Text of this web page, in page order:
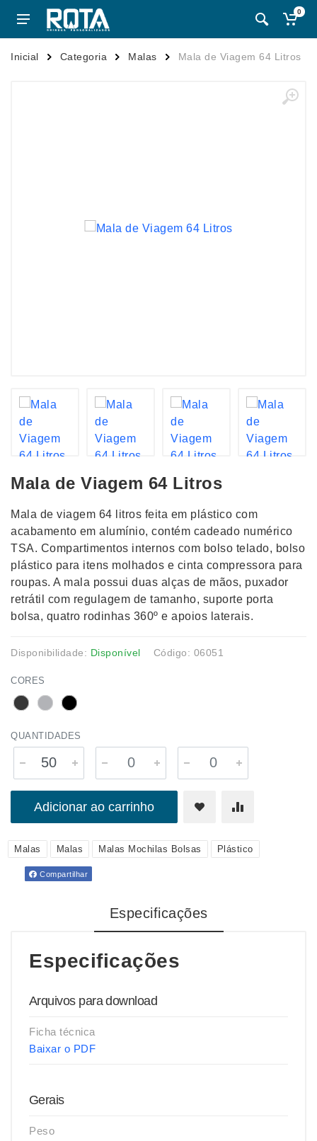
0
Inicial Categoria Malas Mala de Viagem 64 Litros
Mala de Viagem 64 Litros
Mala de viagem 64 litros feita em plástico com
acabamento em alumínio, contém cadeado numérico
TSA. Compartimentos internos com bolso telado, bolso
plástico para itens molhados e cinta compressora para
roupas. A mala possui duas alças de mãos, puxador
retrátil com regulagem de tamanho, suporte porta
bolsa, quatro rodinhas 360º e apoios laterais.
Disponibilidade: Disponível Código: 06051
CORES
QUANTIDADES
Adicionar ao carrinho
Malas Malas Malas Mochilas Bolsas Plástico
Compartilhar
Especificações
Especificações
Arquivos para download
Ficha técnica
Baixar o PDF
Gerais
Peso